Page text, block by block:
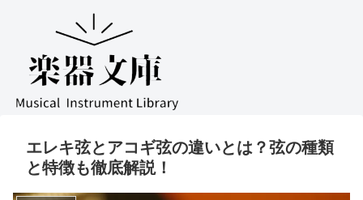
エレキ弦とアコギ弦の違いとは？弦の種類
と特徴も徹底解説！